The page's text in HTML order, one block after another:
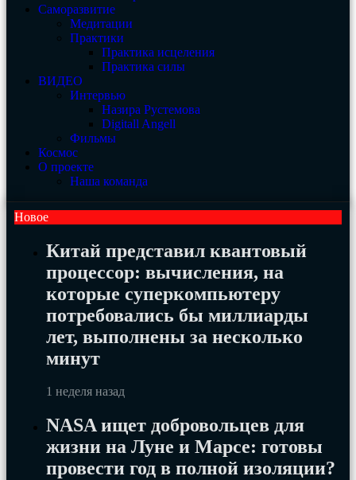
Саморазвитие
Медитации
Практики
Практика исцеления
Практика силы
ВИДЕО
Интервью
Назира Рустемова
Digitall Angell
Фильмы
Космос
О проекте
Наша команда
Новое
Китай представил квантовый
процессор: вычисления, на
которые суперкомпьютеру
потребовались бы миллиарды
лет, выполнены за несколько
минут
1 неделя назад
NASA ищет добровольцев для
жизни на Луне и Марсе: готовы
провести год в полной изоляции?